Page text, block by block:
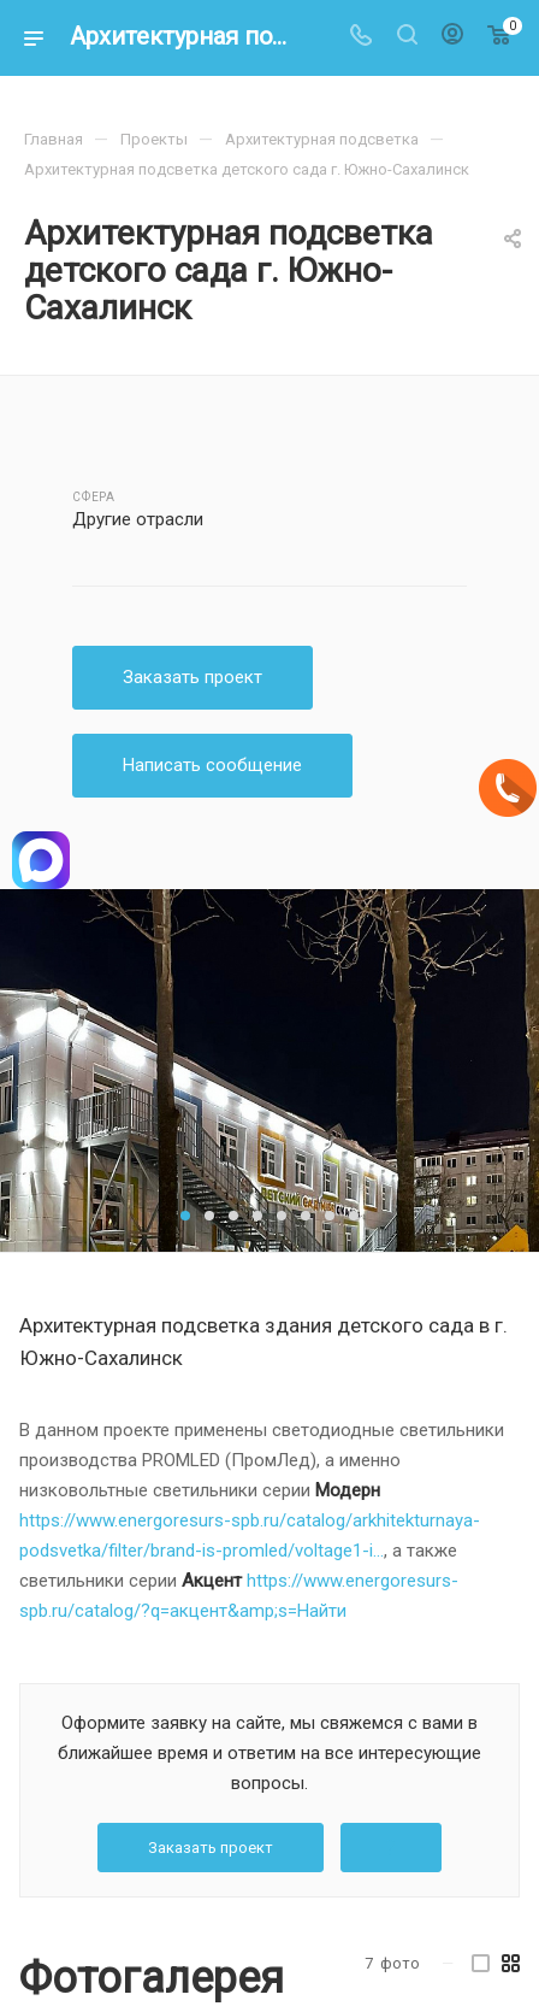
Архитектурная подсветка детского сада г. Южно-Сахалинск 0
Архитектурная подсветка
детского сада г. Южно-
Сахалинск
Главная — Проекты — Архитектурная подсветка —
Архитектурная подсветка детского сада г. Южно-Сахалинск
СФЕРА
Другие отрасли
Заказать проект
Написать сообщение
Архитектурная подсветка здания детского сада в г.
Южно-Сахалинск
В данном проекте применены светодиодные светильники
производства PROMLED (ПромЛед), а именно
низковольтные светильники серии Модерн
https://www.energoresurs-spb.ru/catalog/arkhitekturnaya-
podsvetka/filter/brand-is-promled/voltage1-i..., а также
светильники серии Акцент https://www.energoresurs-
spb.ru/catalog/?q=акцент&amp;s=Найти
Оформите заявку на сайте, мы свяжемся с вами в
ближайшее время и ответим на все интересующие
вопросы.
Заказать проект
Фотогалерея 7 фото